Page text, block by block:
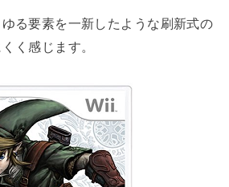
る要素を一新したような刷新式の
く感じます。